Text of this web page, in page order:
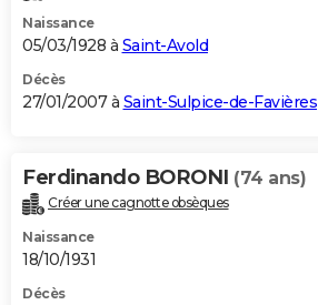
Naissance
05/03/1928 à Saint-Avold
Décès
27/01/2007 à Saint-Sulpice-de-Favières
Ferdinando BORONI (74 ans)
Créer une cagnotte obsèques
Naissance
18/10/1931
Décès